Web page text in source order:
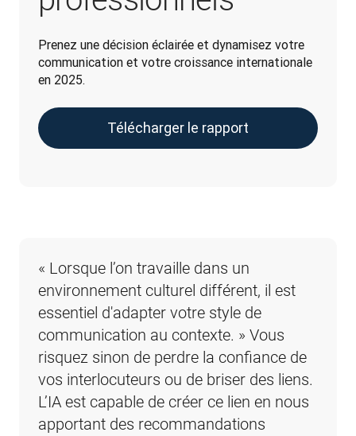
Prenez une décision éclairée et dynamisez votre
communication et votre croissance internationale
en 2025.
Télécharger le rapport
« Lorsque l’on travaille dans un
environnement culturel différent, il est
essentiel d'adapter votre style de
communication au contexte. » Vous
risquez sinon de perdre la confiance de
vos interlocuteurs ou de briser des liens.
L’IA est capable de créer ce lien en nous
apportant des recommandations
« Quand on pense aux risques liés à une
mauvaise implémentation de l’IA, il ne
faut pas oublier les problèmes en
apparence subtils aux conséquences
majeures. Par exemple, des traductions
plates et peu inspirées de documents
marketing peuvent nuire à l’image qu'un
public se fait d’une entreprise. »